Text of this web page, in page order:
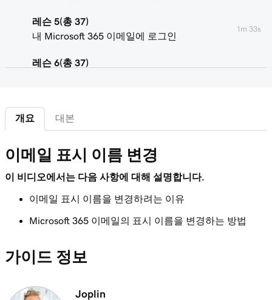
레슨 5(총 37)
내 Microsoft 365 이메일에 로그인
1m 33s
레슨 6(총 37)
58s
나에게 테스트 이메일 보내기
iPhone에서 Outlook에 내 Microsoft 365 이메
일 추가
레슨 9(총 37)
Android에서 Outlook에 내 Microsoft 365 이
1m 35s
레슨 10(총 37)
가
개요 대본
이메일 표시 이름 변경
이 비디오에서는 다음 사항에 대해 설명합니다.
이메일 표시 이름을 변경하려는 이유
Microsoft 365 이메일의 표시 이름을 변경하는 방법
가이드 정보
Joplin